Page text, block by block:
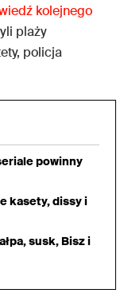
kolejnego
plaży
policja
powinny
kasety, dissy i
susk, Bisz i